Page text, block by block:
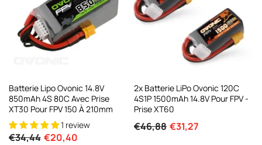
Batterie Lipo Ovonic 14.8V
850mAh 4S 80C Avec Prise
XT30 Pour FPV 150 À 210mm
1 review
€34,44 €20,40
2x Batterie LiPo Ovonic 120C
4S1P 1500mAh 14.8V Pour FPV -
Prise XT60
€46,88 €31,27